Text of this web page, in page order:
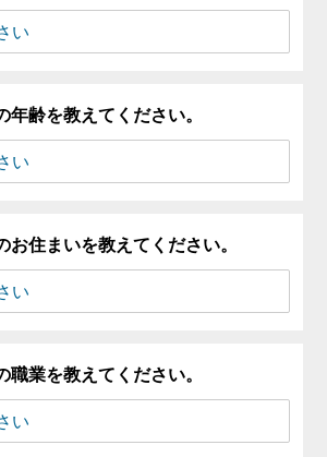
年齢を教えてください。
お住まいを教えてください。
職業を教えてください。